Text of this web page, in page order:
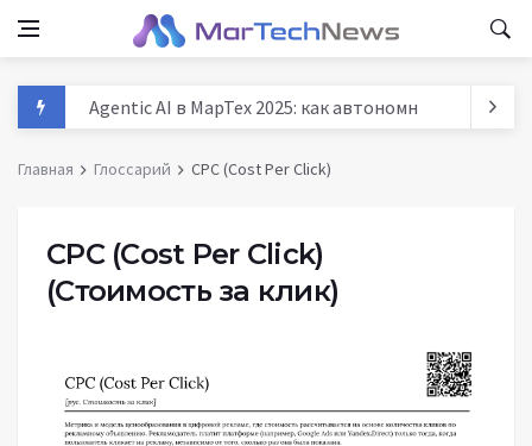
Agentic AI в МарТех 2025: как автономные агенты
История маркетинга: от древних базаров до AI -
Главная Глоссарий CPC (Cost Per Click)
CPC (Cost Per Click)
(Стоимость за клик)